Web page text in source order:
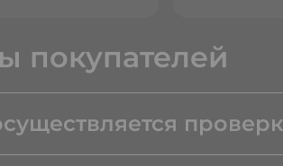
покупателей